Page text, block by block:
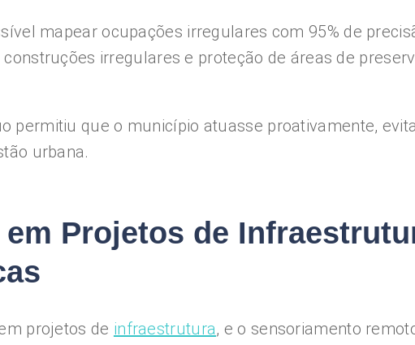
mapear ocupações irregulares com 95% de
irregulares e proteção de áreas de
permitiu que o município atuasse proativamente,
urbana.
Projetos de
projetos de infraestrutura, e o sensoriamento